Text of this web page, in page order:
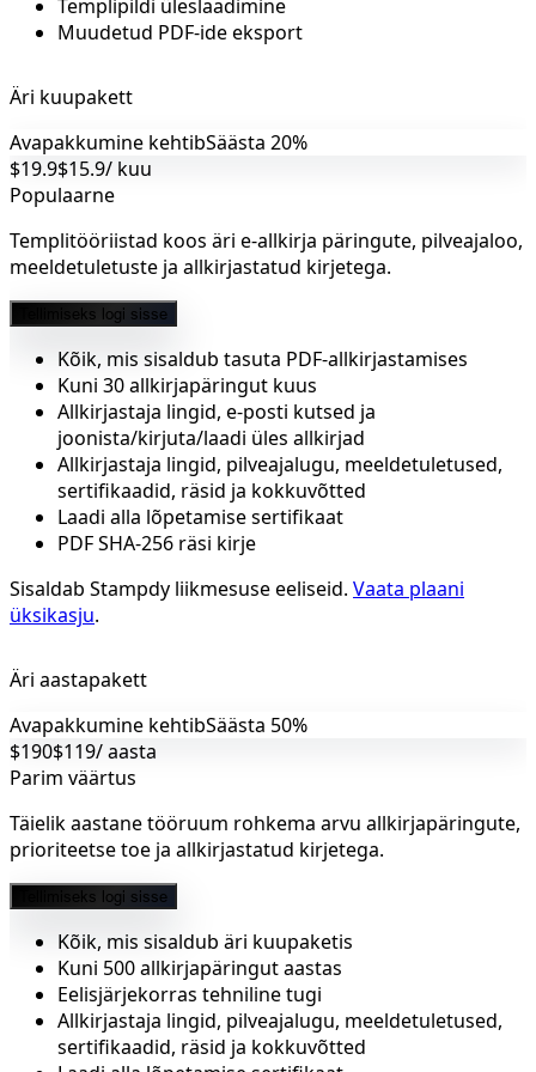
Templipildi üleslaadimine
Muudetud PDF-ide eksport
Äri kuupakett
Avapakkumine kehtibSäästa 20%
$19.9$15.9/ kuu
Populaarne
Templitööriistad koos äri e-allkirja päringute, pilveajaloo,
meeldetuletuste ja allkirjastatud kirjetega.
Tellimiseks logi sisse
Kõik, mis sisaldub tasuta PDF-allkirjastamises
Kuni 30 allkirjapäringut kuus
Allkirjastaja lingid, e-posti kutsed ja
joonista/kirjuta/laadi üles allkirjad
Allkirjastaja lingid, pilveajalugu, meeldetuletused,
sertifikaadid, räsid ja kokkuvõtted
Laadi alla lõpetamise sertifikaat
PDF SHA-256 räsi kirje
Sisaldab Stampdy liikmesuse eeliseid. Vaata plaani
üksikasju.
Äri aastapakett
Avapakkumine kehtibSäästa 50%
$190$119/ aasta
Parim väärtus
Täielik aastane tööruum rohkema arvu allkirjapäringute,
prioriteetse toe ja allkirjastatud kirjetega.
Tellimiseks logi sisse
Kõik, mis sisaldub äri kuupaketis
Kuni 500 allkirjapäringut aastas
Eelisjärjekorras tehniline tugi
Allkirjastaja lingid, pilveajalugu, meeldetuletused,
sertifikaadid, räsid ja kokkuvõtted